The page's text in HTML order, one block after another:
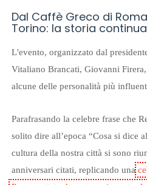
Dal Caffè Greco di
Torino: la storia
L'evento, organizzato dal
Vitaliano Brancati, Giovanni
alcune delle personalità più
Parafrasando la celebre frase che
solito dire all’epoca “Cosa si dice
cultura della nostra città si sono
anniversari citati, replicando una